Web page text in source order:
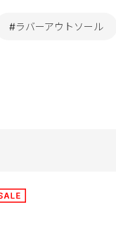
#ラバーアウトソール